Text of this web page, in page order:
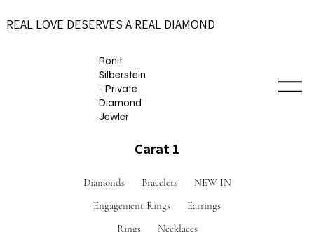
REAL LOVE DESERVES A REAL DIAMOND
Ronit
Silberstein
- Private
Diamond
Jewler
1 Carat
NEW IN
Bracelets
Diamonds
Earrings
Engagement Rings
Necklaces
Rings